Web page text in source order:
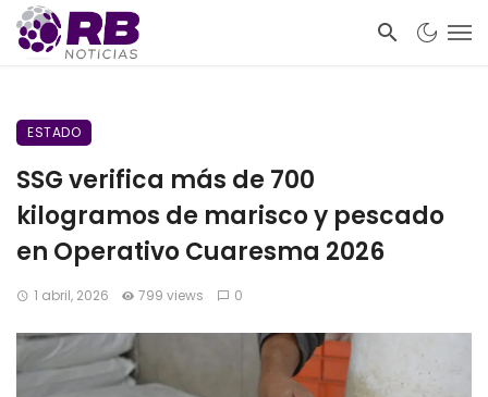
ESTADO
SSG verifica más de 700
kilogramos de marisco y pescado
en Operativo Cuaresma 2026
1 abril, 2026 799 views 0